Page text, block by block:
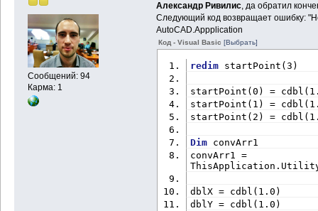
Сообщений: 94
Карма: 1
Александр Ривилис, да обратил
Следующий код возвращает ошибку:
AutoCAD.Appplication
Код - Visual Basic [Выбрать]
redim startPoint(3)
startPoint(0) =
startPoint(1) =
startPoint(2) =
Dim convArr1
convArr1 =
dblX = cdbl(1.0)
dblY = cdbl(1.0)